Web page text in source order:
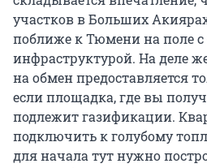
участков в Больших
поближе к Тюмени на поле с
инфраструктурой. На деле
на обмен предоставляется
если площадка, где вы
подлежит газификации.
подключить к голубому
для начала тут нужно